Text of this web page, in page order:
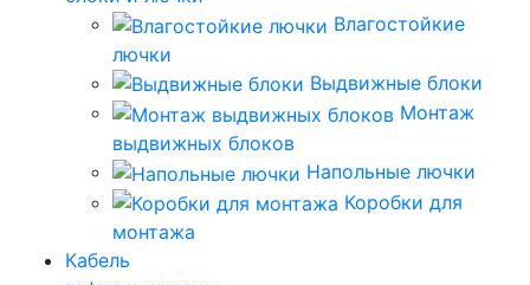
Влагостойкие
лючки
Выдвижные блоки
Монтаж
выдвижных блоков
Напольные лючки
Коробки для
монтажа
Кабель